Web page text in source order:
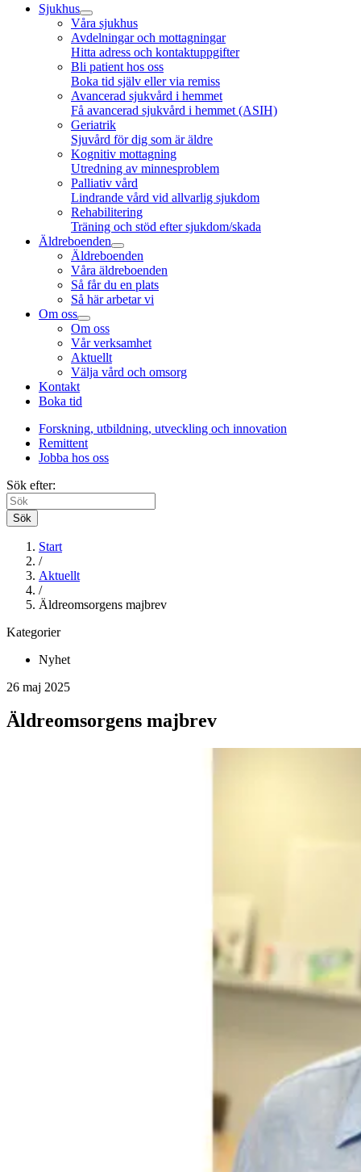
Sjukhus
Våra sjukhus
Avdelningar och mottagningar
Hitta adress och kontaktuppgifter
Bli patient hos oss
Boka tid själv eller via remiss
Avancerad sjukvård i hemmet
Få avancerad sjukvård i hemmet (ASIH)
Geriatrik
Sjuvård för dig som är äldre
Kognitiv mottagning
Utredning av minnesproblem
Palliativ vård
Lindrande vård vid allvarlig sjukdom
Rehabilitering
Träning och stöd efter sjukdom/skada
Äldreboenden
Äldreboenden
Våra äldreboenden
Så får du en plats
Så här arbetar vi
Om oss
Om oss
Vår verksamhet
Aktuellt
Välja vård och omsorg
Kontakt
Boka tid
Forskning, utbildning, utveckling och innovation
Remittent
Jobba hos oss
Sök efter:
Sök
Start
/
Aktuellt
/
Äldreomsorgens majbrev
Kategorier
Nyhet
26 maj 2025
Äldreomsorgens majbrev